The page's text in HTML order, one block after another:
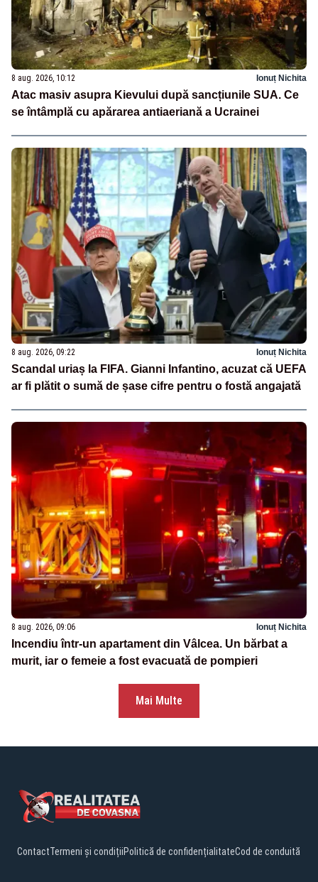
8 aug. 2026, 10:12 Ionuț Nichita
Atac masiv asupra Kievului după sancțiunile SUA. Ce
se întâmplă cu apărarea antiaeriană a Ucrainei
8 aug. 2026, 09:22 Ionuț Nichita
Scandal uriaș la FIFA. Gianni Infantino, acuzat că UEFA
ar fi plătit o sumă de șase cifre pentru o fostă angajată
8 aug. 2026, 09:06 Ionuț Nichita
Incendiu într-un apartament din Vâlcea. Un bărbat a
murit, iar o femeie a fost evacuată de pompieri
Mai Multe
ContactTermeni și condițiiPolitică de confidențialitateCod de conduită